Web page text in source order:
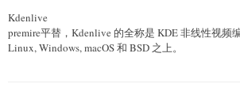
Kdenlive
premire平替，Kdenlive 的全称是 KDE 非线性视频
Linux, Windows, macOS 和 BSD 之上。